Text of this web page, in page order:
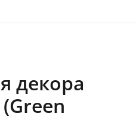
декора